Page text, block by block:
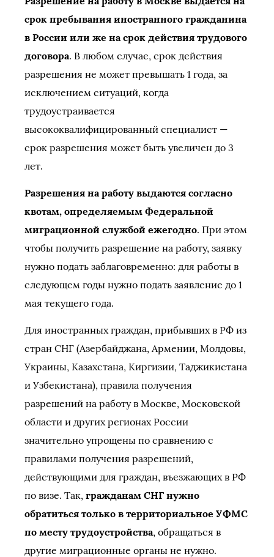
срок пребывания иностранного гражданина
в России или же на срок действия трудового
договора. В любом случае, срок действия
разрешения не может превышать 1 года, за
исключением ситуаций, когда
трудоустраивается
высококвалифицированный специалист —
срок разрешения может быть увеличен до 3
лет.
Разрешения на работу выдаются согласно
квотам, определяемым Федеральной
миграционной службой ежегодно. При этом
чтобы получить разрешение на работу, заявку
нужно подать заблаговременно: для работы в
следующем годы нужно подать заявление до 1
мая текущего года.
Для иностранных граждан, прибывших в РФ из
стран СНГ (Азербайджана, Армении, Молдовы,
Украины, Казахстана, Киргизии, Таджикистана
и Узбекистана), правила получения
разрешений на работу в Москве, Московской
области и других регионах России
значительно упрощены по сравнению с
правилами получения разрешений,
действующими для граждан, въезжающих в РФ
по визе. Так, гражданам СНГ нужно
обратиться только в территориальное УФМС
по месту трудоустройства, обращаться в
другие миграционные органы не нужно.